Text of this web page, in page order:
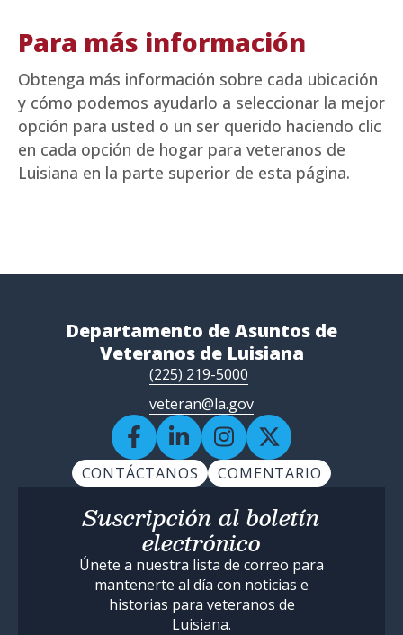
Para más información
Obtenga más información sobre cada ubicación
y cómo podemos ayudarlo a seleccionar la mejor
opción para usted o un ser querido haciendo clic
en cada opción de hogar para veteranos de
Luisiana en la parte superior de esta página.
Departamento de Asuntos de
Veteranos de Luisiana
(225) 219-5000
veteran@la.gov
CONTÁCTANOS COMENTARIO
Suscripción al boletín
electrónico
Únete a nuestra lista de correo para
mantenerte al día con noticias e
historias para veteranos de
Luisiana.